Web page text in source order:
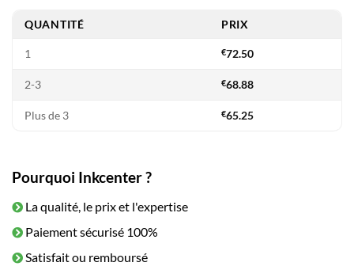
QUANTITÉ PRIX
1 €72.50
2-3 €68.88
Plus de 3 €65.25
Pourquoi Inkcenter ?
La qualité, le prix et l'expertise
Paiement sécurisé 100%
Satisfait ou remboursé